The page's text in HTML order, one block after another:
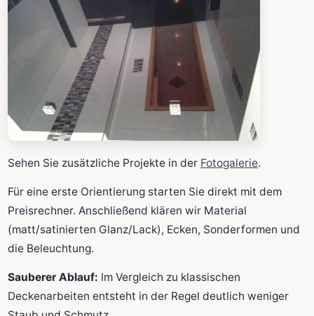
Sehen Sie zusätzliche Projekte in der Fotogalerie.
Für eine erste Orientierung starten Sie direkt mit dem
Preisrechner. Anschließend klären wir Material
(matt/satinierten Glanz/Lack), Ecken, Sonderformen und
die Beleuchtung.
Sauberer Ablauf: Im Vergleich zu klassischen
Deckenarbeiten entsteht in der Regel deutlich weniger